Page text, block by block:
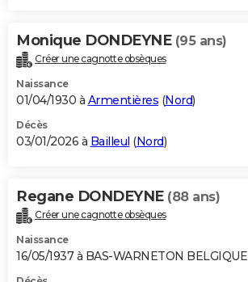
Bricolage
Lifestyle
Culture
Sport
Auto
Television
Voyage
Cinema
Monique DONDEYNE (95 ans)
Créer une cagnotte obsèques
Naissance
01/04/1930 à Armentières (Nord)
Décès
03/01/2026 à Bailleul (Nord)
Regane DONDEYNE (88 ans)
Créer une cagnotte obsèques
Naissance
16/05/1937 à BAS-WARNETON BELGIQUE